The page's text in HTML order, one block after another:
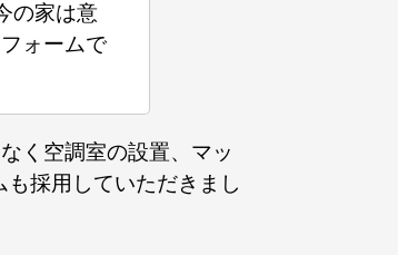
の家は意
ォームで
く空調室の設置、マッ
採用していただきまし